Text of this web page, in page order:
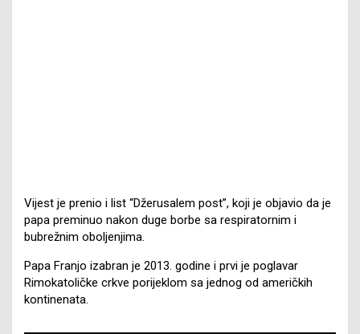
Vijest je prenio i list “Džerusalem post”, koji je objavio da je
papa preminuo nakon duge borbe sa respiratornim i
bubrežnim oboljenjima.
Papa Franjo izabran je 2013. godine i prvi je poglavar
Rimokatoličke crkve porijeklom sa jednog od američkih
kontinenata.